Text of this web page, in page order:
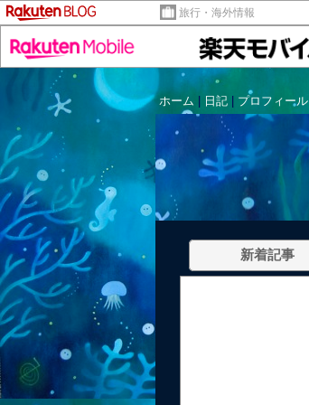
旅行・海外情報
ホーム
日記 プロフィール
新着記事